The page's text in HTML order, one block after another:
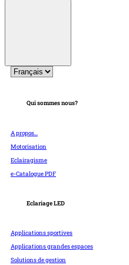
Qui sommes nous?
A propos...
Motorisation
Eclairagisme
e-Catalogue PDF
Eclariage LED
Applications sportives
Applications grandes espaces
Solutions de gestion